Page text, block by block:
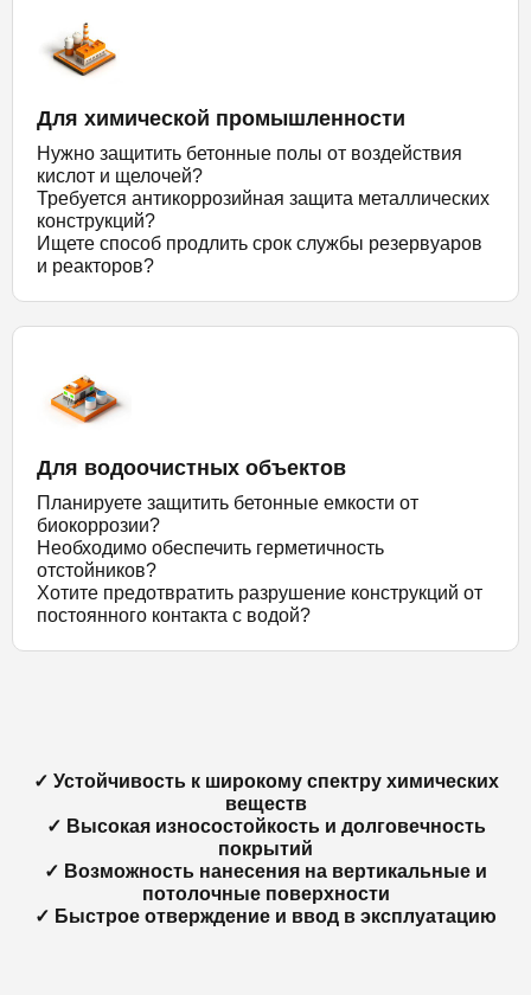
Для химической промышленности
Нужно защитить бетонные полы от воздействия
кислот и щелочей?
Требуется антикоррозийная защита металлических
конструкций?
Ищете способ продлить срок службы резервуаров
и реакторов?
Для водоочистных объектов
Планируете защитить бетонные емкости от
биокоррозии?
Необходимо обеспечить герметичность
отстойников?
Хотите предотвратить разрушение конструкций от
постоянного контакта с водой?
✓ Устойчивость к широкому спектру химических
веществ
✓ Высокая износостойкость и долговечность
покрытий
✓ Возможность нанесения на вертикальные и
потолочные поверхности
✓ Быстрое отверждение и ввод в эксплуатацию